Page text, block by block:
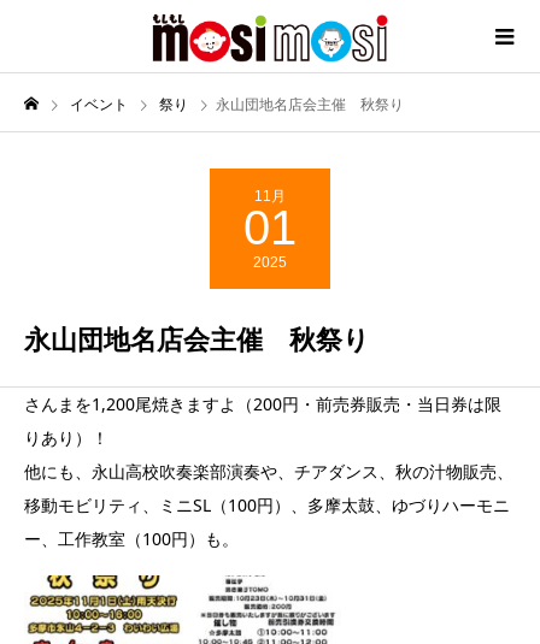
イベント 祭り 永山団地名店会主催 秋祭り
11月
01
2025
永山団地名店会主催 秋祭り
さんまを1,200尾焼きますよ（200円・前売券販売・当日券は限
りあり）！
他にも、永山高校吹奏楽部演奏や、チアダンス、秋の汁物販売、
移動モビリティ、ミニSL（100円）、多摩太鼓、ゆづりハーモニ
ー、工作教室（100円）も。